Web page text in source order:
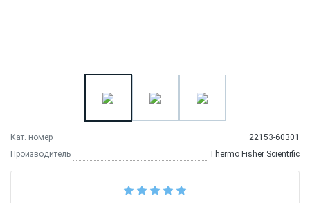
Кат. номер
22153-60301
Производитель
Thermo Fisher Scientific